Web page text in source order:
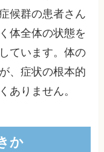
候群の患者さん
体全体の状態を
ています。体の
、症状の根本的
ありません。
か